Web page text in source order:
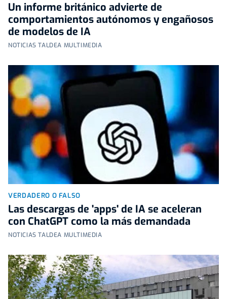
Un informe británico advierte de
comportamientos autónomos y engañosos
de modelos de IA
NOTICIAS TALDEA MULTIMEDIA
VERDADERO O FALSO
Las descargas de 'apps' de IA se aceleran
con ChatGPT como la más demandada
NOTICIAS TALDEA MULTIMEDIA